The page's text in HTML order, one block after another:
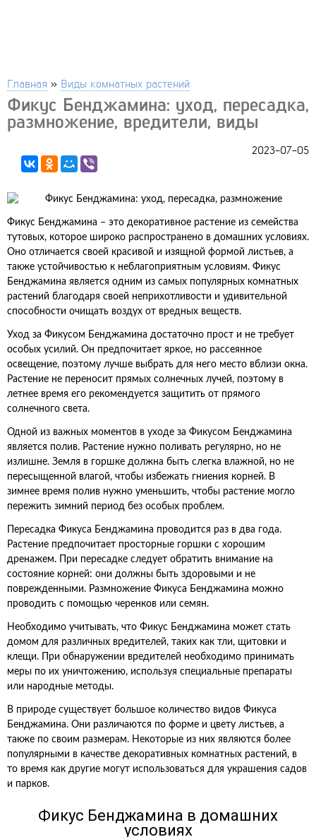
Главная » Виды комнатных растений
Фикус Бенджамина: уход, пересадка,
размножение, вредители, виды
2023-07-05
Фикус Бенджамина – это декоративное растение из семейства
тутовых, которое широко распространено в домашних условиях.
Оно отличается своей красивой и изящной формой листьев, а
также устойчивостью к неблагоприятным условиям. Фикус
Бенджамина является одним из самых популярных комнатных
растений благодаря своей неприхотливости и удивительной
способности очищать воздух от вредных веществ.
Уход за Фикусом Бенджамина достаточно прост и не требует
особых усилий. Он предпочитает яркое, но рассеянное
освещение, поэтому лучше выбрать для него место вблизи окна.
Растение не переносит прямых солнечных лучей, поэтому в
летнее время его рекомендуется защитить от прямого
солнечного света.
Одной из важных моментов в уходе за Фикусом Бенджамина
является полив. Растение нужно поливать регулярно, но не
излишне. Земля в горшке должна быть слегка влажной, но не
пересыщенной влагой, чтобы избежать гниения корней. В
зимнее время полив нужно уменьшить, чтобы растение могло
пережить зимний период без особых проблем.
Пересадка Фикуса Бенджамина проводится раз в два года.
Растение предпочитает просторные горшки с хорошим
дренажем. При пересадке следует обратить внимание на
состояние корней: они должны быть здоровыми и не
поврежденными. Размножение Фикуса Бенджамина можно
проводить с помощью черенков или семян.
Необходимо учитывать, что Фикус Бенджамина может стать
домом для различных вредителей, таких как тли, щитовки и
клещи. При обнаружении вредителей необходимо принимать
меры по их уничтожению, используя специальные препараты
или народные методы.
В природе существует большое количество видов Фикуса
Бенджамина. Они различаются по форме и цвету листьев, а
также по своим размерам. Некоторые из них являются более
популярными в качестве декоративных комнатных растений, в
то время как другие могут использоваться для украшения садов
и парков.
Фикус Бенджамина в домашних
условиях